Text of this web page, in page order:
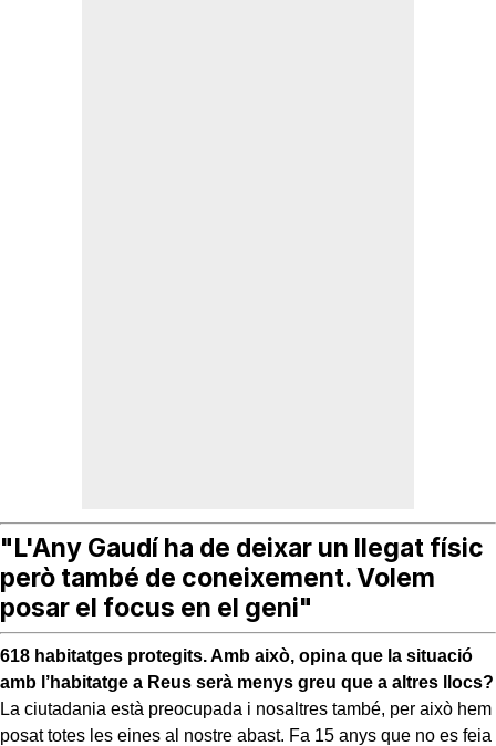
"L'Any Gaudí ha de deixar un llegat físic
però també de coneixement. Volem
posar el focus en el geni"
618 habitatges protegits. Amb això, opina que la situació
amb l’habitatge a Reus serà menys greu que a altres llocs?
La ciutadania està preocupada i nosaltres també, per això hem
posat totes les eines al nostre abast. Fa 15 anys que no es feia